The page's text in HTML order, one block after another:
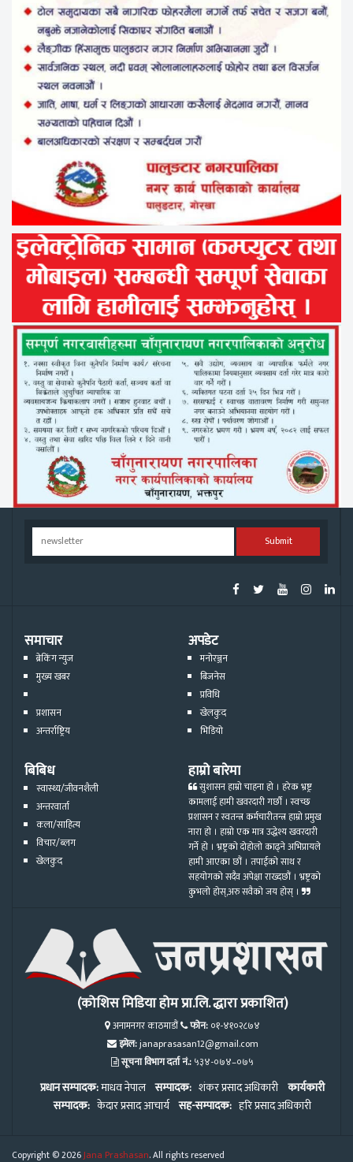
Submit
समाचार
ब्रेकिंग न्युज
मुख्य खबर
प्रशासन
अन्तर्राष्ट्रिय
अपडेट
मनोरञ्जन
बिजनेस
प्रविधि
खेलकुद
भिडियो
बिबिध
स्वास्थ्य/जीवनशैली
अन्तरवार्ता
कला/साहित्य
विचार/ब्लग
खेलकुद
हाम्रो बारेमा
सुशासन हाम्रो चाहना हो । हरेक भ्रष्ट्र
कामलाई हामी खवरदारी गर्छौ । स्वच्छ
प्रशासन र स्वतन्त्र कर्मचारीतन्त्र हाम्रो प्रमुख
नारा हो । हाम्रो एक मात्र उद्धेश्य खवरदारी
गर्ने हो । भ्रष्ट्रको दोहोलो काढ्ने अभिप्रायले
हामी आएका छौं । तपाईको साथ र
सहयोगको सदैव अपेक्षा राख्दछौं । भ्रष्ट्रको
कुभलो होस्,अरु सवैको जय होस् ।
(कोशिस मिडिया होम प्रा.लि. द्धारा प्रकाशित)
अनामनगर काठमाडौं फोन: ०१-४१०२८७४
इमेल:janaprasasan12@gmail.com
सूचना विभाग दर्ता नं.: ५३४-०७४–०७५
प्रधान सम्पादक:माधव नेपाल सम्पादक: शंकर प्रसाद अधिकारी कार्यकारी
सम्पादक: केदार प्रसाद आचार्य सह-सम्पादक: हरि प्रसाद अधिकारी
Copyright © 2026Jana Prashasan. All rights reserved